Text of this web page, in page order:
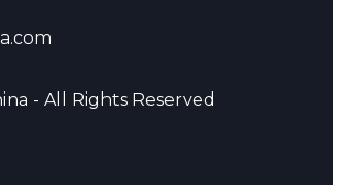
- All Rights Reserved